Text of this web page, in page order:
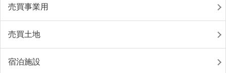
売買事業用
売買土地
宿泊施設